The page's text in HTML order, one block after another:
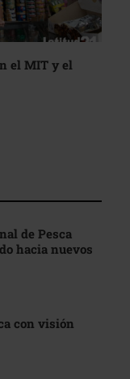
el MIT y el
de Pesca
hacia nuevos
con visión